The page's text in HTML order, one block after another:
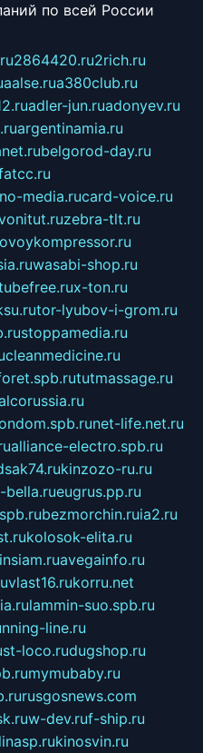
по всей России
2864420.ru2rich.ru
aalse.rua380club.ru
adler-jun.ruadonyev.ru
argentinamia.ru
belgorod-day.ru
media.rucard-voice.ru
zebra-tlt.ru
wasabi-shop.ru
x-ton.ru
tor-lyubov-i-grom.ru
stoppamedia.ru
cleanmedicine.ru
tutmassage.ru
net-life.net.ru
alliance-electro.spb.ru
kinzozo-ru.ru
bella.rueugrus.pp.ru
bezmorchin.ruia2.ru
kolosok-elita.ru
insiam.ruavegainfo.ru
vlast16.rukorru.net
lammin-suo.spb.ru
line.ru
loco.rudugshop.ru
mymubaby.ru
rusgosnews.com
w-dev.ruf-ship.ru
kinosvin.ru